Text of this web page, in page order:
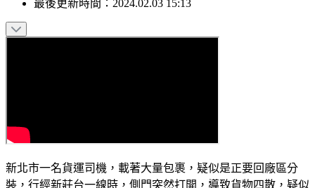
發佈時間：2024.02.03 15:13
新北市一名貨運司機，載著大量包裹，疑似是正要回廠區分